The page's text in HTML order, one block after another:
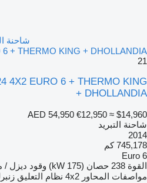
6 + THERMO KING + DHOLLANDIA
21
4X2 EURO 6 + THERMO KING
+ DHOLLANDIA
AED 54,950 €12,950 ≈ $14,960
شاحنة التبريد
2014
745,178 كم
Euro 6
القوة 238 حصان (175 kW) وقود ديزل /
مواصفات المحاور 4x2 نظام التعليق